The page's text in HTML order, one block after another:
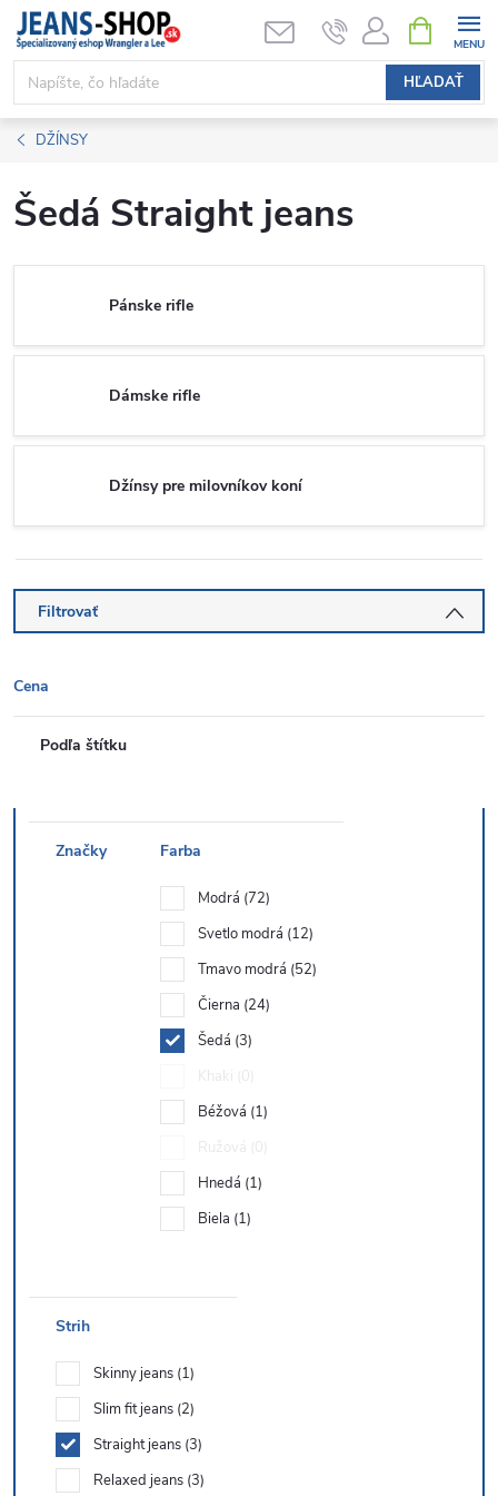
Prejsť
obsah
HĽADAŤ
KOŠÍK
DŽÍNSY
Šedá Straight jeans
Pánske rifle
Dámske rifle
Džínsy pre milovníkov koní
Filtrovať
Cena
Podľa štítku
Značky Farba
Modrá 72
Svetlo modrá 12
Tmavo modrá 52
Čierna 24
Šedá 3
Khaki
0
Béžová 1
Ružová
0
Hnedá 1
Biela 1
Strih
Skinny jeans 1
Slim fit jeans 2
Straight jeans 3
Relaxed jeans 3